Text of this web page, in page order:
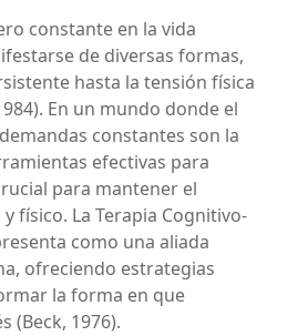
constante en la vida
de diversas formas,
hasta la tensión física
En un mundo donde el
constantes son la
efectivas para
para mantener el
y físico. La Terapia Cognitivo-
como una aliada
ofreciendo estrategias
la forma en que
(Beck, 1976).